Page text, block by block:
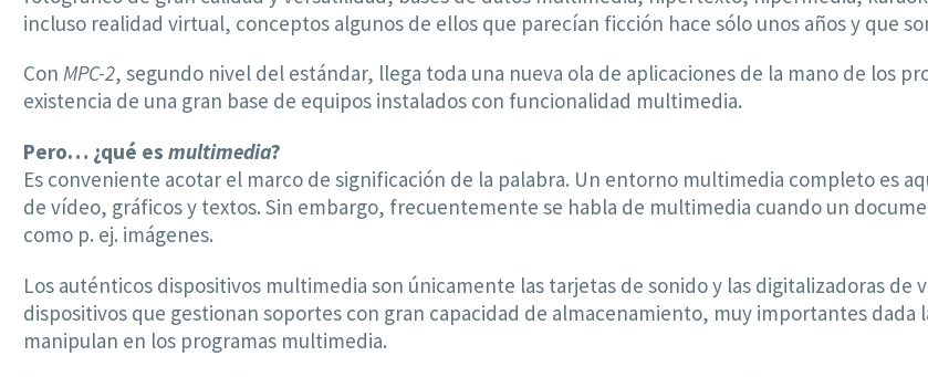
incluso realidad virtual, conceptos algunos de ellos que parecían ficción hace sólo unos años y que
Con MPC-2, segundo nivel del estándar, llega toda una nueva ola de aplicaciones de la mano de los
existencia de una gran base de equipos instalados con funcionalidad multimedia.
Pero… ¿qué es multimedia?
Es conveniente acotar el marco de significación de la palabra. Un entorno multimedia completo es
de vídeo, gráficos y textos. Sin embargo, frecuentemente se habla de multimedia cuando un
como p. ej. imágenes.
Los auténticos dispositivos multimedia son únicamente las tarjetas de sonido y las digitalizadoras de
dispositivos que gestionan soportes con gran capacidad de almacenamiento, muy importantes dada
manipulan en los programas multimedia.